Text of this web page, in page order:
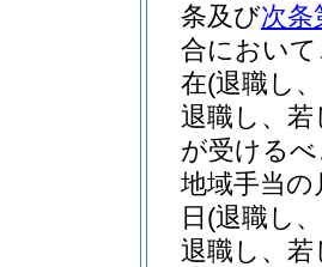
条及び次条
合において
在(退職し
退職し、
が受ける
地域手当
日 (退職し
退職し、